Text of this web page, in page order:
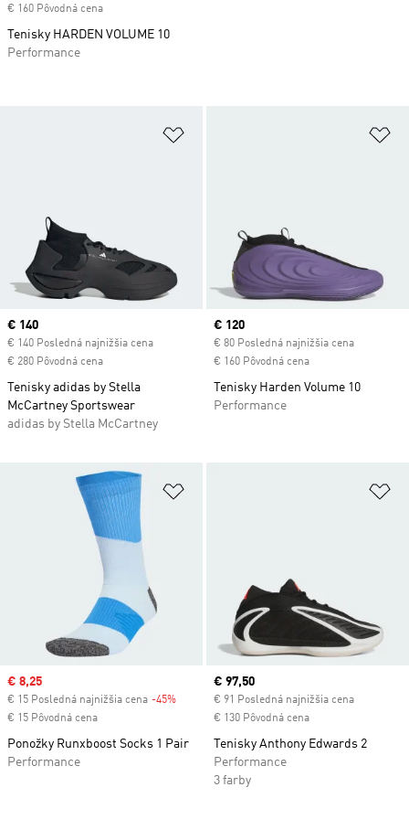
Pridať do zoznamu želaných
Current price
€ 140
€ 140 Posledná najnižšia cena
€ 280 Pôvodná cena
Tenisky adidas by Stella
McCartney Sportswear
adidas by Stella McCartney
Current price
€ 120
€ 80 Posledná najnižšia cena
€ 160 Pôvodná cena
Tenisky Harden Volume 10
Performance
Pridať do zoznamu želaných
Sale price
€ 8,25
€ 15 Posledná najnižšia cena -45% Discount
€ 15 Pôvodná cena
Ponožky Runxboost Socks 1 Pair
Performance
Current price
€ 97,50
€ 91 Posledná najnižšia cena
€ 130 Pôvodná cena
Tenisky Anthony Edwards 2
Performance
3 farby
€ 160 Pôvodná cena
Tenisky HARDEN VOLUME 10
Performance